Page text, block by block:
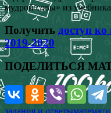
мудрой совы» из
Получить доступ
2019-2020
ПОДЕЛИТЬСЯ